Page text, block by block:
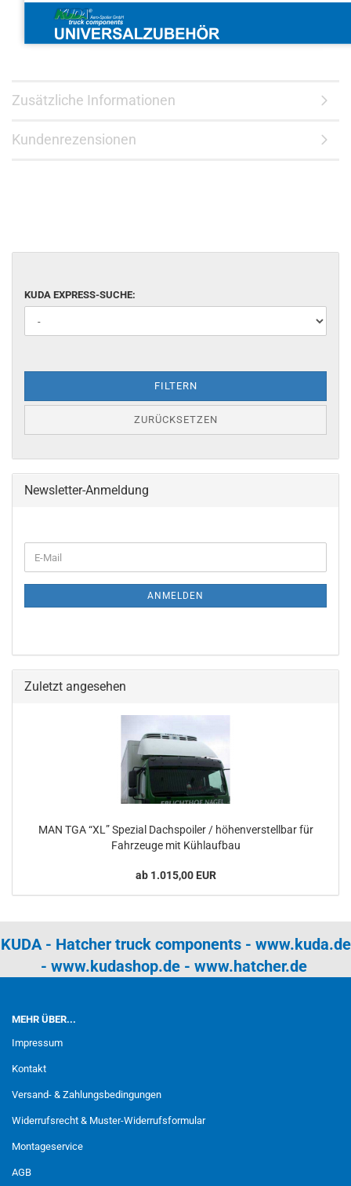
Zusätzliche Informationen
Kundenrezensionen
KUDA EXPRESS-SUCHE:
FILTERN
ZURÜCKSETZEN
Newsletter-Anmeldung
ANMELDEN
Zuletzt angesehen
MAN TGA “XL” Spezial Dachspoiler / höhenverstellbar für
Fahrzeuge mit Kühlaufbau
ab 1.015,00 EUR
KUDA - Hatcher truck components - www.kuda.de
- www.kudashop.de- www.hatcher.de
MEHR ÜBER...
Impressum
Kontakt
Versand- & Zahlungsbedingungen
Widerrufsrecht & Muster-Widerrufsformular
Montageservice
AGB